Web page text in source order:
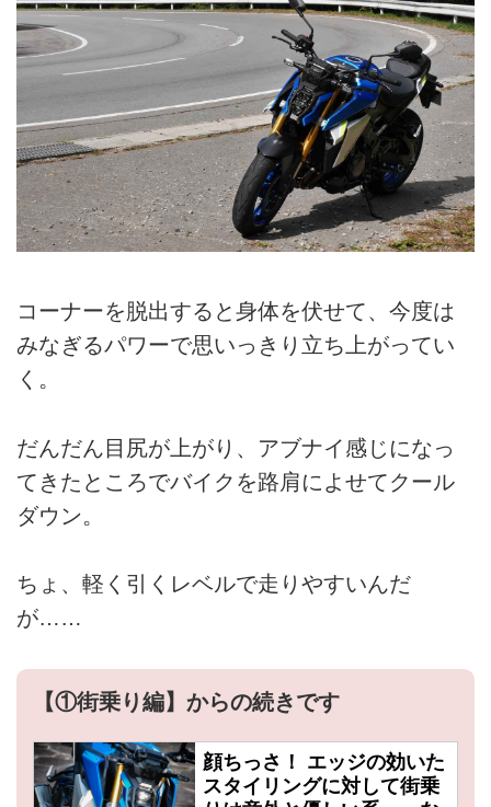
コーナーを脱出すると身体を伏せて、今度は
みなぎるパワーで思いっきり立ち上がってい
く。
だんだん目尻が上がり、アブナイ感じになっ
てきたところでバイクを路肩によせてクール
ダウン。
ちょ、軽く引くレベルで走りやすいんだ
が……
【①街乗り編】からの続きです
顔ちっさ！ エッジの効いた
スタイリングに対して街乗